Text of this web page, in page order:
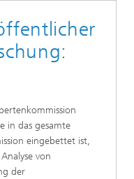
in das gesamte
eingebettet ist,
von
der